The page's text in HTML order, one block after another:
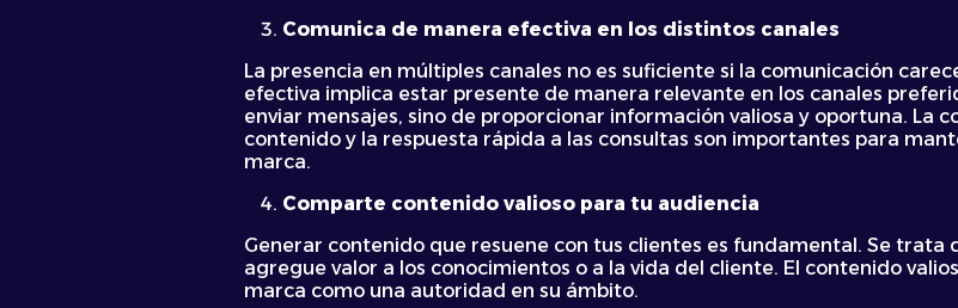
Comunica de manera efectiva en los distintos canales
La presencia en múltiples canales no es suficiente si la comunicación
efectiva implica estar presente de manera relevante en los canales
enviar mensajes, sino de proporcionar información valiosa y oportuna. La
contenido y la respuesta rápida a las consultas son importantes para
marca.
Comparte contenido valioso para tu audiencia
Generar contenido que resuene con tus clientes es fundamental. Se
agregue valor a los conocimientos o a la vida del cliente. El contenido
marca como una autoridad en su ámbito.